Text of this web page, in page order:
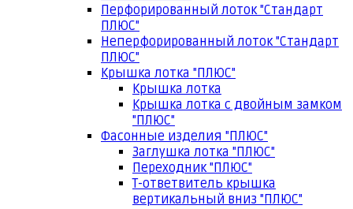
Перфорированный лоток "Стандарт
ПЛЮС"
Неперфорированный лоток "Стандарт
ПЛЮС"
Крышка лотка "ПЛЮС"
Крышка лотка
Крышка лотка с двойным замком
"ПЛЮС"
Фасонные изделия "ПЛЮС"
Заглушка лотка "ПЛЮС"
Переходник "ПЛЮС"
Т-ответвитель крышка
вертикальный вниз "ПЛЮС"